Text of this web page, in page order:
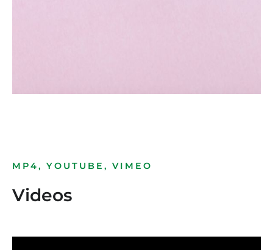
MP4, YOUTUBE, VIMEO
Videos